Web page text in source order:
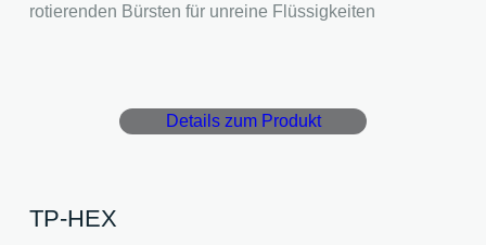
rotierenden Bürsten für unreine Flüssigkeiten
Details zum Produkt
TP-HEX